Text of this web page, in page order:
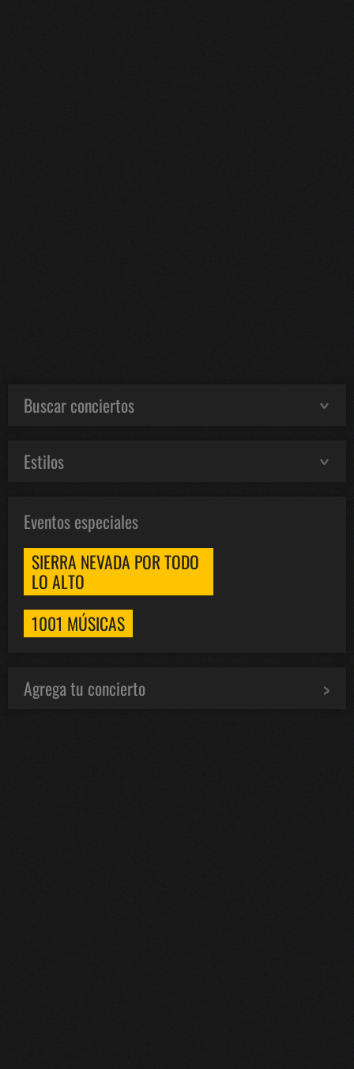
Buscar conciertos
Estilos
Eventos especiales
SIERRA NEVADA POR TODO
LO ALTO
1001 MÚSICAS
Agrega tu concierto